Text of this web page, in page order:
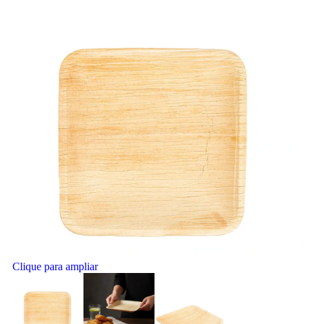
Clique para ampliar